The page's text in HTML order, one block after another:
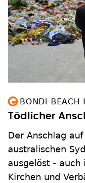
BONDI BEACH
Tödlicher
Der Anschlag
australischen
ausgelöst - auch
Kirchen und